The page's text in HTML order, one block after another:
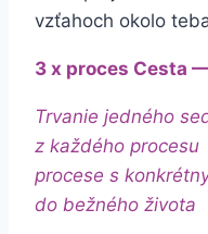
vzťahoch okolo
3 x proces Cesta
Trvanie jedného
z každého procesu
procese s
do bežného života